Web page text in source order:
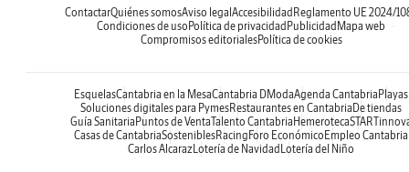
ContactarQuiénes somosAviso legal Accesibilidad Reglamento UE 2024/
Condiciones de uso Política de privacidad Publicidad Mapa web
Compromisos editorialesPolítica de cookies
EsquelasCantabria en la MesaCantabria DModaAgenda Cantabria Playas
Soluciones digitales para PymesRestaurantes en Cantabria De tiendas
Guía Sanitaria Puntos de VentaTalento Cantabria Hemeroteca
Casas de CantabriaSosteniblesRacing Foro Económico Empleo Cantabria
Carlos AlcarazLotería de Navidad Lotería del Niño